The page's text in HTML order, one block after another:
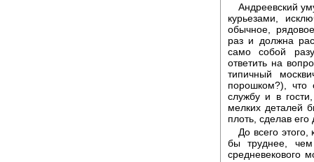
Андреевский
курьезами,
обычное,
раз и должна
само собой
ответить на
типичный
порошком?), что
службу и в
мелких деталей
плоть, сделав его
До всего
бы труднее, чем
средневекового